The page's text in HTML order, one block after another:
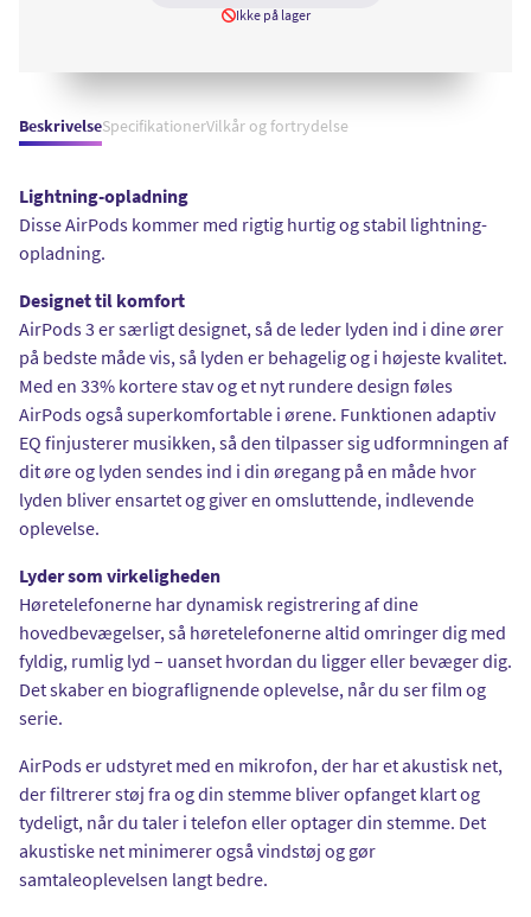
Ikke på lager
BeskrivelseSpecifikationerVilkår og fortrydelse
Lightning-opladning
Disse AirPods kommer med rigtig hurtig og stabil lightning-
opladning.
Designet til komfort
AirPods 3 er særligt designet, så de leder lyden ind i dine ører
på bedste måde vis, så lyden er behagelig og i højeste kvalitet.
Med en 33% kortere stav og et nyt rundere design føles
AirPods også superkomfortable i ørene. Funktionen adaptiv
EQ finjusterer musikken, så den tilpasser sig udformningen af
dit øre og lyden sendes ind i din øregang på en måde hvor
lyden bliver ensartet og giver en omsluttende, indlevende
oplevelse.
Lyder som virkeligheden
Høretelefonerne har dynamisk registrering af dine
hovedbevægelser, så høretelefonerne altid omringer dig med
fyldig, rumlig lyd – uanset hvordan du ligger eller bevæger dig.
Det skaber en biograflignende oplevelse, når du ser film og
serie.
AirPods er udstyret med en mikrofon, der har et akustisk net,
der filtrerer støj fra og din stemme bliver opfanget klart og
tydeligt, når du taler i telefon eller optager din stemme. Det
akustiske net minimerer også vindstøj og gør
samtaleoplevelsen langt bedre.